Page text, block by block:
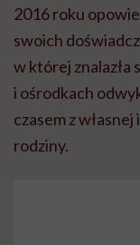
2016 roku
swoich
w której znalazła
i ośrodkach
czasem z
rodziny.